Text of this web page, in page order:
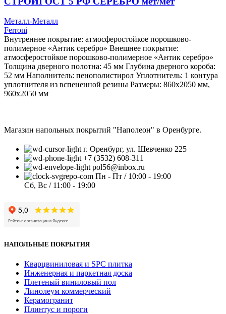
Металл-Металл
Ferroni
Внутреннее покрытие: атмосферостойкое порошково-
полимерное «Антик серебро» Внешнее покрытие:
атмосферостойкое порошково-полимерное «Антик серебро»
Толщина дверного полотна: 45 мм Глубина дверного короба:
52 мм Наполнитель: пенополистирол Уплотнитель: 1 контура
уплотнителя из вспененной резины Размеры: 860х2050 мм,
960х2050 мм
Магазин напольных покрытий "Наполеон" в Оренбурге.
г. Оренбург, ул. Шевченко 225
+7 (3532) 608-311
pol56@inbox.ru
Пн - Пт / 10:00 - 19:00
Сб, Вс / 11:00 - 19:00
НАПОЛЬНЫЕ ПОКРЫТИЯ
Кварцвиниловая и SPC плитка
Инженерная и паркетная доска
Плетеный виниловый пол
Линолеум коммерческий
Керамогранит
Плинтус и пороги